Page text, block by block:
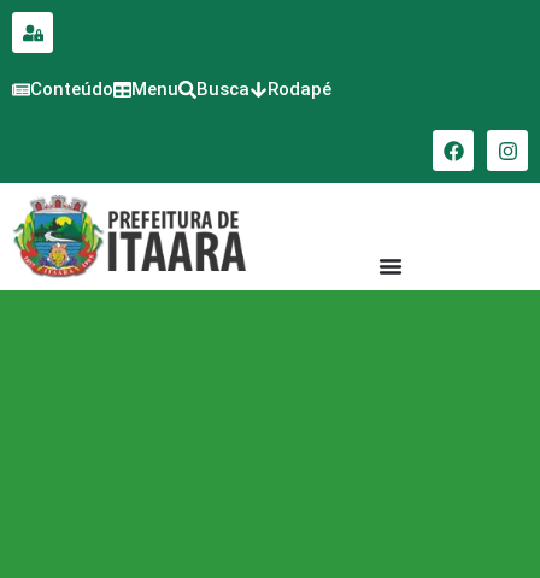
conteúdo
Conteúdo Menu Busca Rodapé